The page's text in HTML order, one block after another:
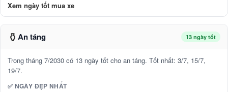
Xem ngày tốt mua xe
⚱️ An táng 13 ngày tốt
Trong tháng 7/2030 có 13 ngày tốt cho an táng. Tốt nhất: 3/7, 15/7,
19/7.
✅ NGÀY ĐẸP NHẤT